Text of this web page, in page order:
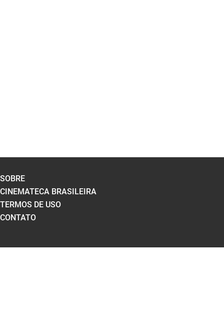
SOBRE
CINEMATECA BRASILEIRA
TERMOS DE USO
CONTATO